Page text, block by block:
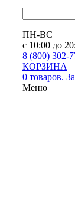
ПН-ВС
с 10:00 до
8 (800) 302-
КОРЗИНА
0 товаров.
Меню